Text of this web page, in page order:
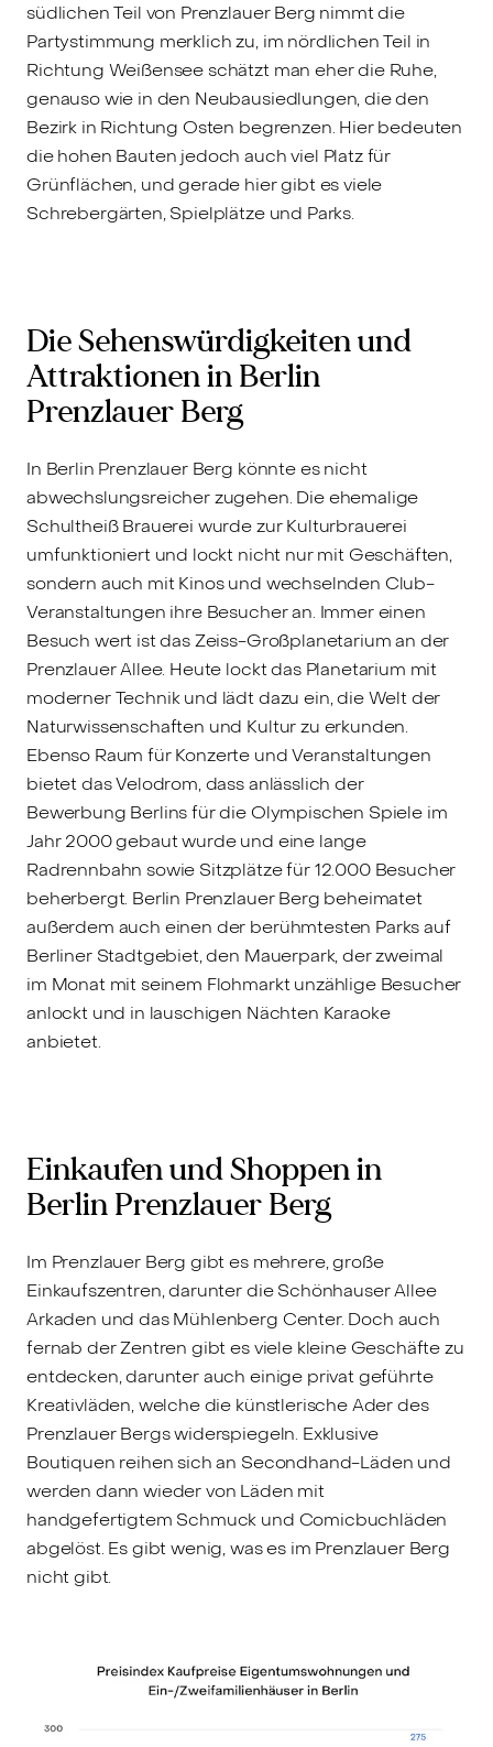
südlichen Teil von Prenzlauer Berg nimmt die
Partystimmung merklich zu, im nördlichen Teil in
Richtung Weißensee schätzt man eher die Ruhe,
genauso wie in den Neubausiedlungen, die den
Bezirk in Richtung Osten begrenzen. Hier bedeuten
die hohen Bauten jedoch auch viel Platz für
Grünflächen, und gerade hier gibt es viele
Schrebergärten, Spielplätze und Parks.
Die Sehenswürdigkeiten und
Attraktionen in Berlin
Prenzlauer Berg
In Berlin Prenzlauer Berg könnte es nicht
abwechslungsreicher zugehen. Die ehemalige
Schultheiß Brauerei wurde zur Kulturbrauerei
umfunktioniert und lockt nicht nur mit Geschäften,
sondern auch mit Kinos und wechselnden Club-
Veranstaltungen ihre Besucher an. Immer einen
Besuch wert ist das Zeiss-Großplanetarium an der
Prenzlauer Allee. Heute lockt das Planetarium mit
moderner Technik und lädt dazu ein, die Welt der
Naturwissenschaften und Kultur zu erkunden.
Ebenso Raum für Konzerte und Veranstaltungen
bietet das Velodrom, dass anlässlich der
Bewerbung Berlins für die Olympischen Spiele im
Jahr 2000 gebaut wurde und eine lange
Radrennbahn sowie Sitzplätze für 12.000 Besucher
beherbergt. Berlin Prenzlauer Berg beheimatet
außerdem auch einen der berühmtesten Parks auf
Berliner Stadtgebiet, den Mauerpark, der zweimal
im Monat mit seinem Flohmarkt unzählige Besucher
anlockt und in lauschigen Nächten Karaoke
anbietet.
Einkaufen und Shoppen in
Berlin Prenzlauer Berg
Im Prenzlauer Berg gibt es mehrere, große
Einkaufszentren, darunter die Schönhauser Allee
Arkaden und das Mühlenberg Center. Doch auch
fernab der Zentren gibt es viele kleine Geschäfte zu
entdecken, darunter auch einige privat geführte
Kreativläden, welche die künstlerische Ader des
Prenzlauer Bergs widerspiegeln. Exklusive
Boutiquen reihen sich an Secondhand-Läden und
werden dann wieder von Läden mit
handgefertigtem Schmuck und Comicbuchläden
abgelöst. Es gibt wenig, was es im Prenzlauer Berg
nicht gibt.